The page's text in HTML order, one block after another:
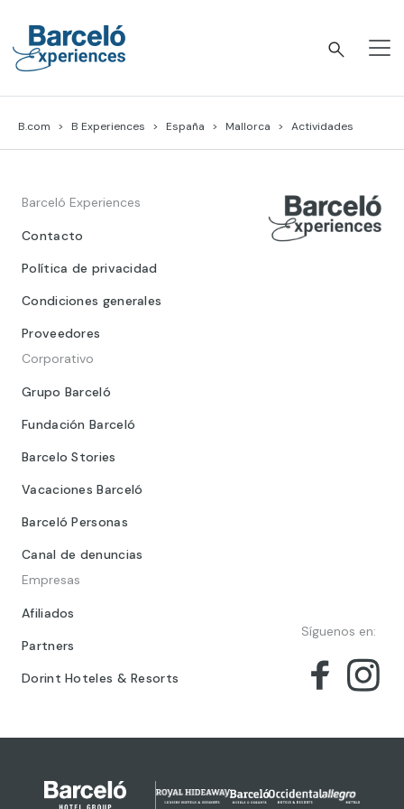
content
B.com B Experiences España Mallorca Actividades
Barceló Experiences
Contacto
Política de privacidad
Condiciones generales
Proveedores
Corporativo
Grupo Barceló
Fundación Barceló
Barcelo Stories
Vacaciones Barceló
Barceló Personas
Canal de denuncias
Empresas
Afiliados
Partners
Dorint Hoteles & Resorts
Síguenos en: